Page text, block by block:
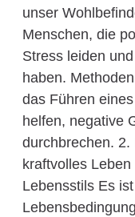
unser
Menschen, die
Stress leiden
haben.
das Führen
helfen, negative
durchbrechen.
kraftvolles
Lebensstils Es